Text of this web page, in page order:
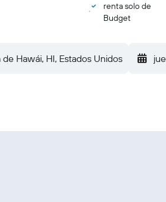
renta solo de
Budget
de Hawái, HI, Estados Unidos